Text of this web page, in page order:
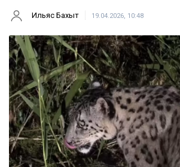
Ильяс Бахыт 19.04.2026, 10:48